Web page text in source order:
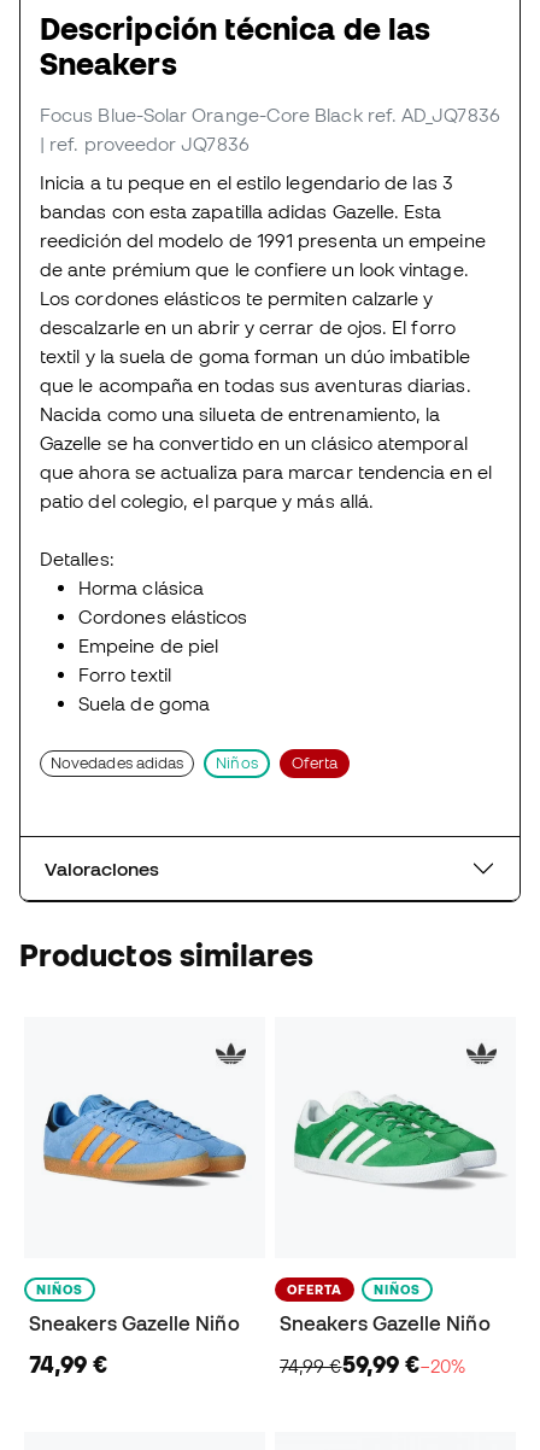
Descripción técnica de las
Sneakers
Focus Blue-Solar Orange-Core Black ref. AD_JQ7836
| ref. proveedor JQ7836
Inicia a tu peque en el estilo legendario de las 3
bandas con esta zapatilla adidas Gazelle. Esta
reedición del modelo de 1991 presenta un empeine
de ante prémium que le confiere un look vintage.
Los cordones elásticos te permiten calzarle y
descalzarle en un abrir y cerrar de ojos. El forro
textil y la suela de goma forman un dúo imbatible
que le acompaña en todas sus aventuras diarias.
Nacida como una silueta de entrenamiento, la
Gazelle se ha convertido en un clásico atemporal
que ahora se actualiza para marcar tendencia en el
patio del colegio, el parque y más allá.
Detalles:
Horma clásica
Cordones elásticos
Empeine de piel
Forro textil
Suela de goma
Novedades adidas Niños Oferta
Valoraciones
Productos similares
NIÑOS
Sneakers Gazelle Niño
74,99 €
OFERTA NIÑOS
Sneakers Gazelle Niño
74,99 €59,99 €−20%